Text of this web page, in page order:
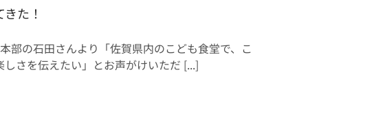
た！
部の石田さんより「佐賀県内のこども食堂で、こ
さを伝えたい」とお声がけいただ [...]